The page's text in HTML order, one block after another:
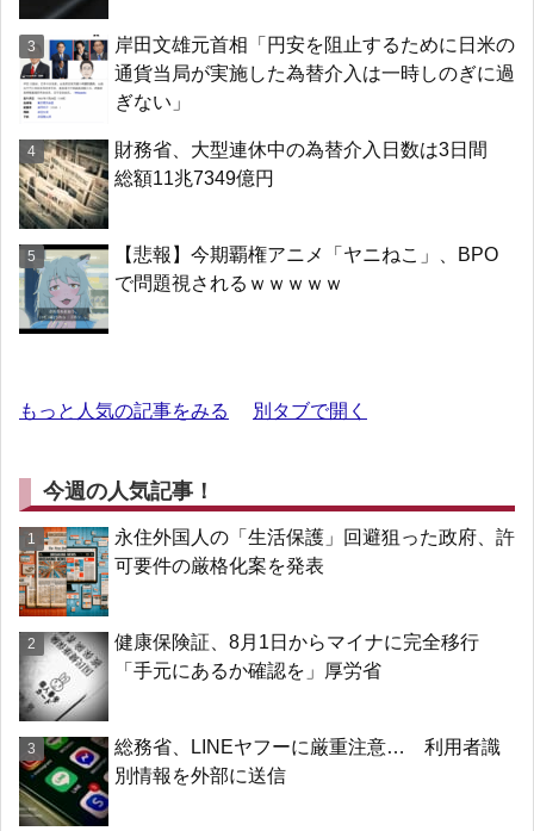
岸田文雄元首相「円安を阻止するために日米の
通貨当局が実施した為替介入は一時しのぎに過
ぎない」
財務省、大型連休中の為替介入日数は3日間
総額11兆7349億円
【悲報】今期覇権アニメ「ヤニねこ」、BPO
で問題視されるｗｗｗｗｗ
もっと人気の記事をみる 別タブで開く
今週の人気記事！
永住外国人の「生活保護」回避狙った政府、許
可要件の厳格化案を発表
健康保険証、8月1日からマイナに完全移行
「手元にあるか確認を」厚労省
総務省、LINEヤフーに厳重注意… 利用者識
別情報を外部に送信